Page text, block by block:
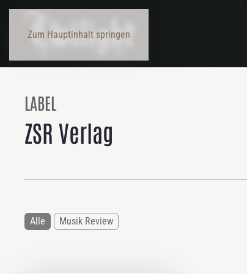
Zum Hauptinhalt springen
LABEL
ZSR Verlag
Alle Musik Review